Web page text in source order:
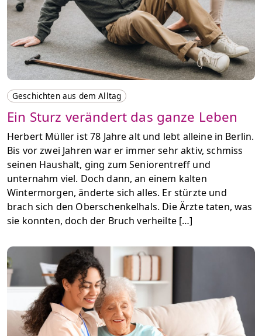
Geschichten aus dem Alltag
Ein Sturz verändert das ganze Leben
Herbert Müller ist 78 Jahre alt und lebt alleine in Berlin.
Bis vor zwei Jahren war er immer sehr aktiv, schmiss
seinen Haushalt, ging zum Seniorentreff und
unternahm viel. Doch dann, an einem kalten
Wintermorgen, änderte sich alles. Er stürzte und
brach sich den Oberschenkelhals. Die Ärzte taten, was
sie konnten, doch der Bruch verheilte […]